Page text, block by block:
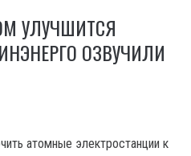
УЛУЧШИТСЯ
ОЗВУЧИЛИ
атомные электростанции к